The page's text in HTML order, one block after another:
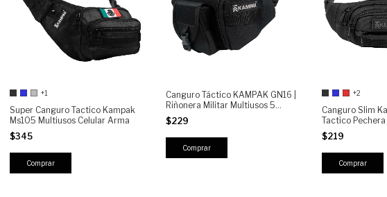
+1
Super Canguro Tactico Kampak
Ms105 Multiusos Celular Arma
$345
Comprar
Canguro Táctico KAMPAK GN16 |
Riñonera Militar Multiusos 5
Compartimientos | Bolsa
Crossbody resistente para
outdoor, viaje y uso diario
$229
+2
Canguro Slim
Tactico
Deportivo
$219
Comprar